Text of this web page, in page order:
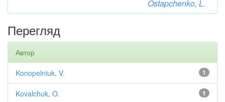
Ostapchenko, L.
Перегляд
Автор
1
Konopelniuk, V.
1
Kovalchuk, O.